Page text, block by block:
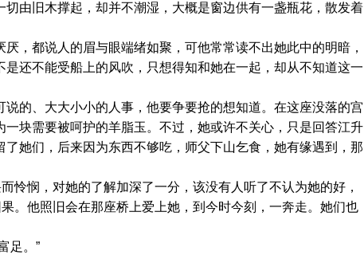
由旧木撑起，却并不潮湿，大概是窗边供有一盏瓶花，散发着
都说人的眉与眼端绪如聚，可他常常读不出她此中的明暗，
还不能受船上的风吹，只想得知和她在一起，却从不知道这一
、大大小小的人事，他要争要抢的想知道。在这座没落的宫
块需要被呵护的羊脂玉。不过，她或许不关心，只是回答江升
她们，后来因为东西不够吃，师父下山乞食，她有缘遇到，那
悯，对她的了解加深了一分，该没有人听了不认为她的好，
。他照旧会在那座桥上爱上她，到今时今刻，一奔走。她们也
足。”